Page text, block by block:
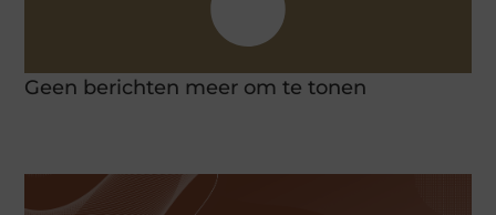
Geen berichten meer om te tonen